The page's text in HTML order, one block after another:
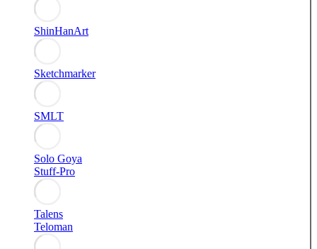
ShinHanArt
Sketchmarker
SMLT
Solo Goya
Stuff-Pro
Talens
Teloman